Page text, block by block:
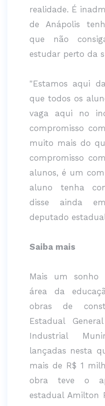
realidade. É
de Anápolis
que não
estudar perto da
"Estamos aqui
que todos os
vaga aqui no
compromisso
muito mais do
compromisso
alunos, é um
aluno tenha
disse ainda
deputado
Saiba mais
Mais um sonho
área da
obras de
Estadual
Industrial
lançadas nesta
mais de R$ 1
obra teve o
estadual Amilton